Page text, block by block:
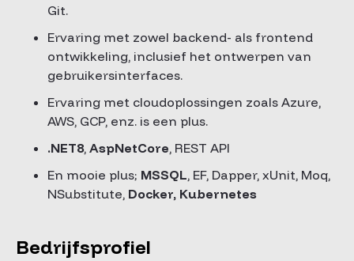
Git.
Ervaring met zowel backend- als frontend
ontwikkeling, inclusief het ontwerpen van
gebruikersinterfaces.
Ervaring met cloudoplossingen zoals Azure,
AWS, GCP, enz. is een plus.
.NET8, AspNetCore, REST API
En mooie plus; MSSQL, EF, Dapper, xUnit, Moq,
NSubstitute, Docker, Kubernetes
Bedrijfsprofiel